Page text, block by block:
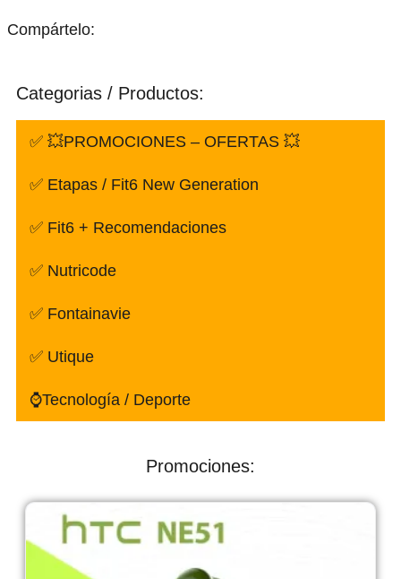
Compártelo:
Categorias / Productos:
✅ 💥PROMOCIONES – OFERTAS 💥
✅ Etapas / Fit6 New Generation
✅ Fit6 + Recomendaciones
✅ Nutricode
✅ Fontainavie
✅ Utique
⌚Tecnología / Deporte
Promociones: